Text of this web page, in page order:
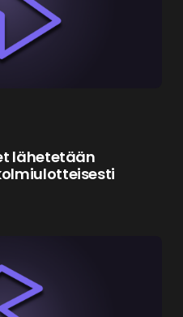
lähetetään